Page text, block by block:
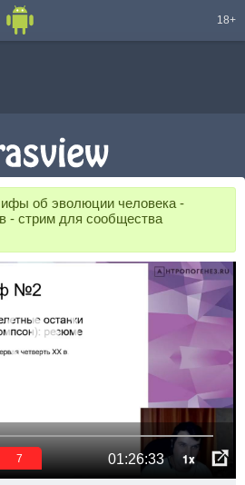
18+
об эволюции человека -
- стрим для сообщества
01:26:33 1x
6